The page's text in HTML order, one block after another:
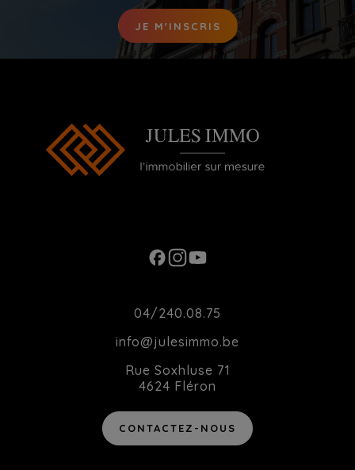
JE M'INSCRIS
04/240.08.75
info@julesimmo.be
Rue Soxhluse 71
4624 Fléron
CONTACTEZ-NOUS